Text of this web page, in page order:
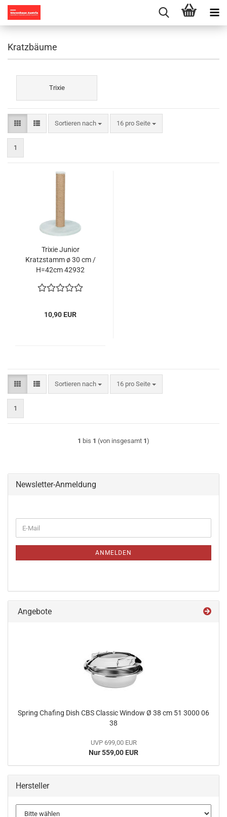
Kratzbäume
Trixie
Sortieren nach
Sortieren nach 16 pro Seite
pro Seite
1
Trixie Junior
Kratzstamm ø 30 cm /
H=42cm 42932
10,90 EUR
Sortieren nach
Sortieren nach 16 pro Seite
pro Seite
1
1 bis 1 (von insgesamt 1)
Newsletter-Anmeldung
ZUR
E-
Mail
ANMELDEN
Angebote
Spring Chafing Dish CBS Classic Window Ø 38 cm 51 3000 06
38
UVP 699,00 EUR
Nur 559,00 EUR
Hersteller